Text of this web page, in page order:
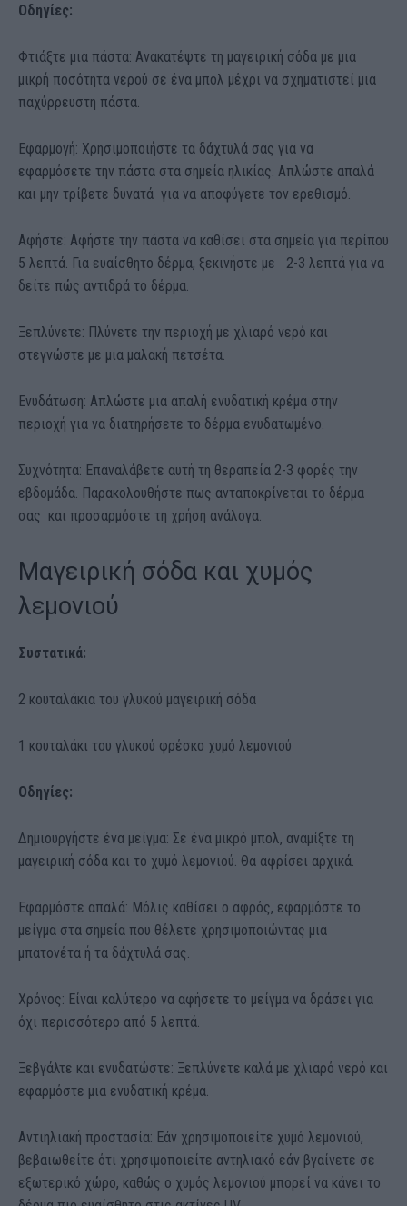
Οδηγίες:
Φτιάξτε μια πάστα: Ανακατέψτε τη μαγειρική σόδα με μια
μικρή ποσότητα νερού σε ένα μπολ μέχρι να σχηματιστεί μια
παχύρρευστη πάστα.
Εφαρμογή: Χρησιμοποιήστε τα δάχτυλά σας για να
εφαρμόσετε την πάστα στα σημεία ηλικίας. Απλώστε απαλά
και μην τρίβετε δυνατά για να αποφύγετε τον ερεθισμό.
Αφήστε: Αφήστε την πάστα να καθίσει στα σημεία για περίπου
5 λεπτά. Για ευαίσθητο δέρμα, ξεκινήστε με 2-3 λεπτά για να
δείτε πώς αντιδρά το δέρμα.
Ξεπλύνετε: Πλύνετε την περιοχή με χλιαρό νερό και
στεγνώστε με μια μαλακή πετσέτα.
Ενυδάτωση: Απλώστε μια απαλή ενυδατική κρέμα στην
περιοχή για να διατηρήσετε το δέρμα ενυδατωμένο.
Συχνότητα: Επαναλάβετε αυτή τη θεραπεία 2-3 φορές την
εβδομάδα. Παρακολουθήστε πως ανταποκρίνεται το δέρμα
σας και προσαρμόστε τη χρήση ανάλογα.
Μαγειρική σόδα και χυμός
λεμονιού
Συστατικά:
2 κουταλάκια του γλυκού μαγειρική σόδα
1 κουταλάκι του γλυκού φρέσκο ​​χυμό λεμονιού
Οδηγίες:
Δημιουργήστε ένα μείγμα: Σε ένα μικρό μπολ, αναμίξτε τη
μαγειρική σόδα και το χυμό λεμονιού. Θα αφρίσει αρχικά.
Εφαρμόστε απαλά: Μόλις καθίσει ο αφρός, εφαρμόστε το
μείγμα στα σημεία που θέλετε χρησιμοποιώντας μια
μπατονέτα ή τα δάχτυλά σας.
Χρόνος: Είναι καλύτερο να αφήσετε το μείγμα να δράσει για
όχι περισσότερο από 5 λεπτά.
Ξεβγάλτε και ενυδατώστε: Ξεπλύνετε καλά με χλιαρό νερό και
εφαρμόστε μια ενυδατική κρέμα.
Αντιηλιακή προστασία: Εάν χρησιμοποιείτε χυμό λεμονιού,
βεβαιωθείτε ότι χρησιμοποιείτε αντηλιακό εάν βγαίνετε σε
εξωτερικό χώρο, καθώς ο χυμός λεμονιού μπορεί να κάνει το